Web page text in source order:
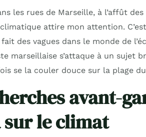
les rues de Marseille, à l’affût
attire mon attention.
des vagues dans le monde de
marseillaise s’attaque à un sujet
se la couler douce sur la plage
avant-
le climat